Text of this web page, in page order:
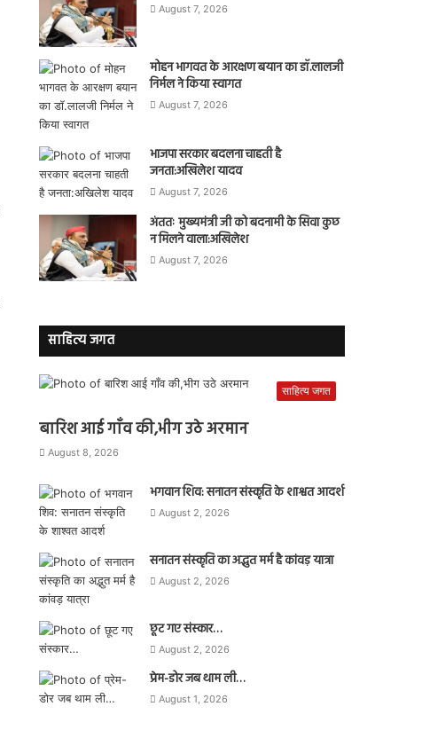
August 7, 2026
मोहन भागवत के आरक्षण बयान का डॉ.लालजी
निर्मल ने किया स्वागत
August 7, 2026
भाजपा सरकार बदलना चाहती है
जनता:अखिलेश यादव
August 7, 2026
अंततः मुख्यमंत्री जी को बदनामी के सिवा कुछ
न मिलने वाला:अखिलेश
August 7, 2026
साहित्य जगत
साहित्य जगत
बारिश आई गाँव की,भीग उठे अरमान
August 8, 2026
भगवान शिव: सनातन संस्कृति के शाश्वत आदर्श
August 2, 2026
सनातन संस्कृति का अद्भुत मर्म है कांवड़ यात्रा
August 2, 2026
छूट गए संस्कार…
August 2, 2026
प्रेम-डोर जब थाम ली…
August 1, 2026